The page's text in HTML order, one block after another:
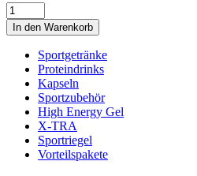
MELASAN
TRINKFLASCHE
600ml
Menge
In den Warenkorb
Sportgetränke
Proteindrinks
Kapseln
Sportzubehör
High Energy Gel
X-TRA
Sportriegel
Vorteilspakete